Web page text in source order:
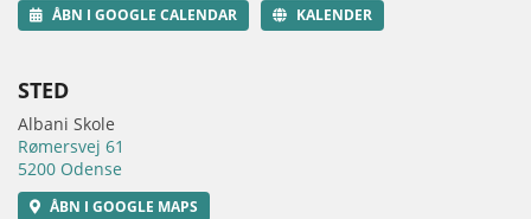
ÅBN I GOOGLE CALENDAR KALENDER
STED
Albani Skole
Rømersvej 61
5200 Odense
ÅBN I GOOGLE MAPS